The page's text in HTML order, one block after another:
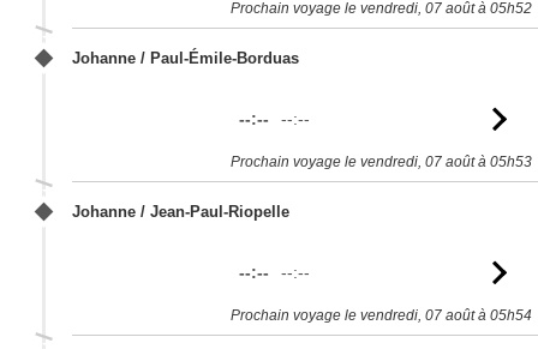
Prochain voyage le vendredi, 07 août à 05h52
Johanne / Paul-Émile-Borduas
--:-- --:--
Prochain voyage le vendredi, 07 août à 05h53
Johanne / Jean-Paul-Riopelle
--:-- --:--
Prochain voyage le vendredi, 07 août à 05h54